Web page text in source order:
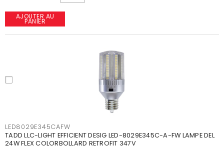
AJOUTER AU
PANIER
LED8029E345CAFW
TADD LLC-LIGHT EFFICIENT DESIG LED-8029E345C-A-FW LAMPE DEL
24W FLEX COLORBOLLARD RETROFIT 347V